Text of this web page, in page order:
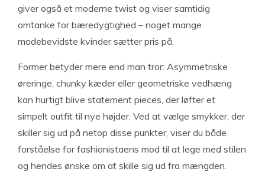
giver også et moderne twist og viser samtidig
omtanke for bæredygtighed – noget mange
modebevidste kvinder sætter pris på.
Former betyder mere end man tror: Asymmetriske
øreringe, chunky kæder eller geometriske vedhæng
kan hurtigt blive statement pieces, der løfter et
simpelt outfit til nye højder. Ved at vælge smykker, der
skiller sig ud på netop disse punkter, viser du både
forståelse for fashionistaens mod til at lege med stilen
og hendes ønske om at skille sig ud fra mængden.